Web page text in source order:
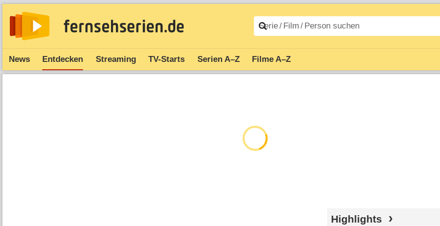
News Entdecken Streaming TV-Starts Serien A–Z Filme A–Z
Highlights